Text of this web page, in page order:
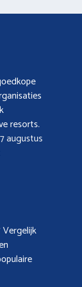
resorts.
augustus